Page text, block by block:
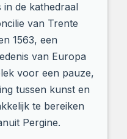
in de kathedraal
van Trente
1563, een
van Europa
voor een pauze,
tussen kunst en
te bereiken
Pergine.